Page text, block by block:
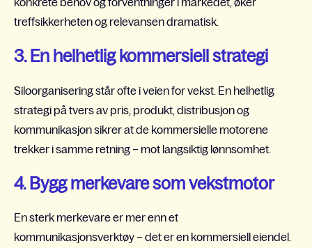
treffsikkerheten og relevansen dramatisk.
3. En helhetlig kommersiell strategi
Siloorganisering står ofte i veien for vekst. En helhetlig
strategi på tvers av pris, produkt, distribusjon og
kommunikasjon sikrer at de kommersielle motorene
trekker i samme retning – mot langsiktig lønnsomhet.
4. Bygg merkevare som vekstmotor
En sterk merkevare er mer enn et
kommunikasjonsverktøy – det er en kommersiell eiendel.